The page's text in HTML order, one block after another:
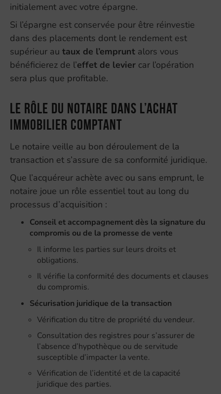
initialement avec votre épargne.
Si l’épargne est conservée pour être réinvestie
dans des placements dont le rendement est
supérieur au taux de l’emprunt alors vous
bénéficierez de l’effet de levier car l’opération
sera plus que profitable.
Le rôle du notaire dans l’achat
immobilier comptant
Le notaire veille au bon déroulement de la
transaction et s’assure de sa conformité juridique.
Que l’acquéreur achète avec ou sans emprunt, le
notaire joue un rôle essentiel tout au long du
processus d’acquisition :
Conseil et accompagnement dès la signature du
compromis ou de la promesse de vente
Il informe les parties sur leurs droits et
obligations.
Il vérifie la conformité des documents et clauses
du compromis.
Sécurisation juridique de la transaction
Vérification du titre de propriété du vendeur.
Consultation des registres pour s’assurer de
l’absence d’hypothèque ou de servitude
susceptible d’impacter la vente.
Vérification de l’identité et de la capacité
juridique des parties.